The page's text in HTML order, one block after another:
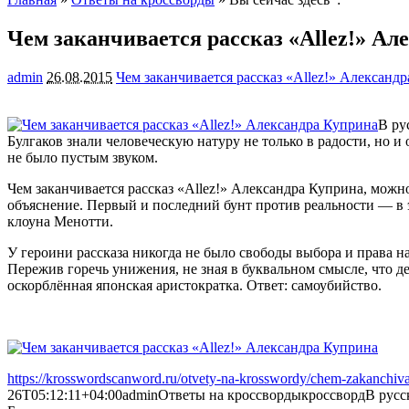
Чем заканчивается рассказ «Allez!»
admin 26.08.2015 Чем заканчивается рассказ «Allez!»
В
Булгаков знали человеческую натуру не только в радости,
не было пустым звуком.
Чем заканчивается рассказ «Allez!» Александра Куприна,
объяснение. Первый и последний бунт против реальности — в
клоуна Менотти.
У героини рассказа никогда не было свободы выбора и права
Пережив горечь унижения, не зная в буквальном смысле, что
оскорблённая японская аристократка. Ответ: самоубийство.
https://krosswordscanword.ru/otvety-na-krosswordy/chem-
26T05:12:11+04:00adminОтветы на кроссвордыкроссвордВ